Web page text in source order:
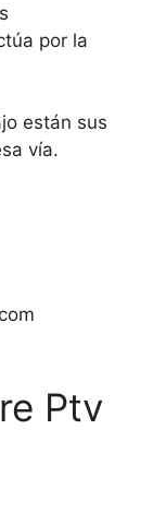
por la
están sus
vía.
Ptv